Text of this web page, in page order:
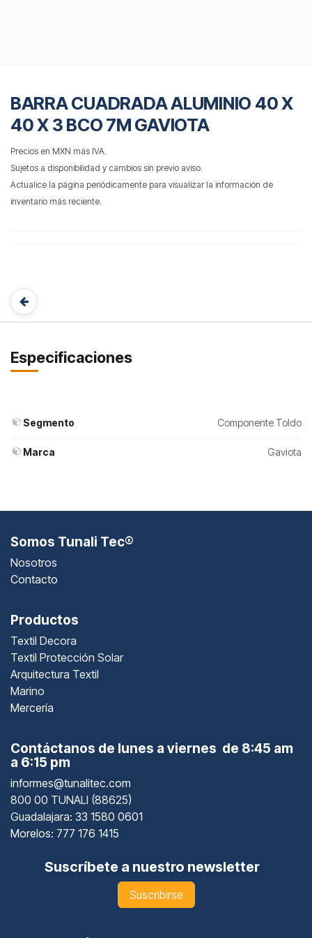
BARRA CUADRADA ALUMINIO 40 X
40 X 3 BCO 7M GAVIOTA
Precios en MXN más IVA.
Sujetos a disponibilidad y cambios sin previo aviso.
Actualice la página periódicamente para visualizar la información de
inventario más reciente.
Especificaciones
Segmento Componente Toldo
Marca Gaviota
Somos Tunali Tec®
Nosotros
Contacto
Productos
Textil Decora
Textil Protección Solar
Arquitectura Textil
Marino
Mercería
Contáctanos de lunes a viernes de 8:45 am
a 6:15 pm
informes@tunalitec.com
800 00 TUNALI (88625)
Guadalajara: 33 1580 0601
Morelos: 777 176 1415
Suscríbete a nuestro newsletter
Suscribirse